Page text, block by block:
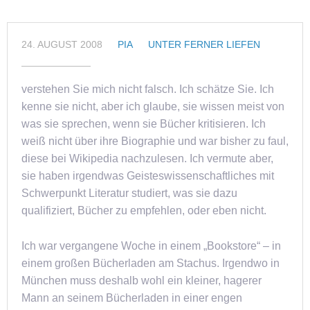
24. AUGUST 2008 PIA UNTER FERNER LIEFEN
verstehen Sie mich nicht falsch. Ich schätze Sie. Ich
kenne sie nicht, aber ich glaube, sie wissen meist von
was sie sprechen, wenn sie Bücher kritisieren. Ich
weiß nicht über ihre Biographie und war bisher zu faul,
diese bei Wikipedia nachzulesen. Ich vermute aber,
sie haben irgendwas Geisteswissenschaftliches mit
Schwerpunkt Literatur studiert, was sie dazu
qualifiziert, Bücher zu empfehlen, oder eben nicht.
Ich war vergangene Woche in einem „Bookstore“ – in
einem großen Bücherladen am Stachus. Irgendwo in
München muss deshalb wohl ein kleiner, hagerer
Mann an seinem Bücherladen in einer engen